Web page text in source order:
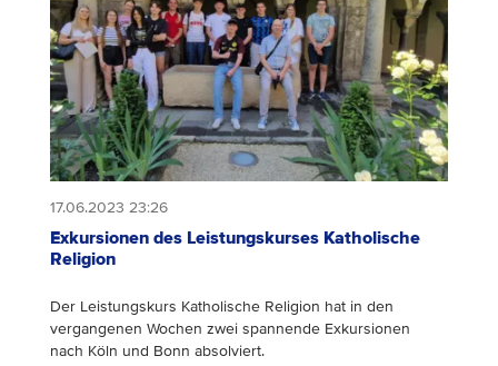
17.06.2023 23:26
Exkursionen des Leistungskurses Katholische
Religion
Der Leistungskurs Katholische Religion hat in den
vergangenen Wochen zwei spannende Exkursionen
nach Köln und Bonn absolviert.